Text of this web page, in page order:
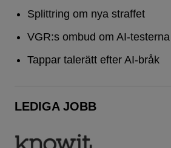
Splittring om nya straffet
VGR:s ombud om AI-testerna
Tappar talerätt efter AI-bråk
LEDIGA JOBB